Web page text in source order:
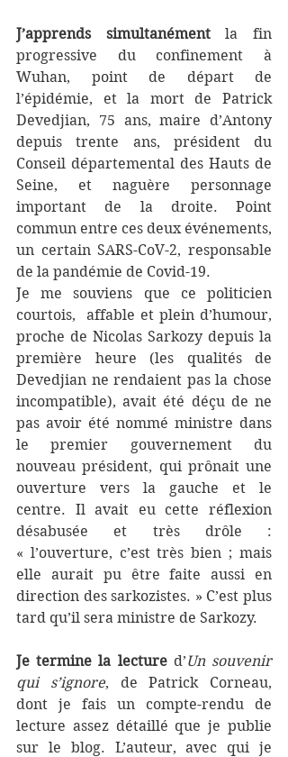
J’apprends simultanément la fin
progressive du confinement à
Wuhan, point de départ de
l’épidémie, et la mort de Patrick
Devedjian, 75 ans, maire d’Antony
depuis trente ans, président du
Conseil départemental des Hauts de
Seine, et naguère personnage
important de la droite. Point
commun entre ces deux événements,
un certain SARS-CoV-2, responsable
de la pandémie de Covid-19.
Je me souviens que ce politicien
courtois,  affable et plein d’humour,
proche de Nicolas Sarkozy depuis la
première heure (les qualités de
Devedjian ne rendaient pas la chose
incompatible), avait été déçu de ne
pas avoir été nommé ministre dans
le premier gouvernement du
nouveau président, qui prônait une
ouverture vers la gauche et le
centre. Il avait eu cette réflexion
désabusée et très drôle :
« l’ouverture, c’est très bien ; mais
elle aurait pu être faite aussi en
direction des sarkozistes. » C’est plus
tard qu’il sera ministre de Sarkozy.
Je termine la lecture d’Un souvenir
qui s’ignore, de Patrick Corneau,
dont je fais un compte-rendu de
lecture assez détaillé que je publie
sur le blog. L’auteur, avec qui je